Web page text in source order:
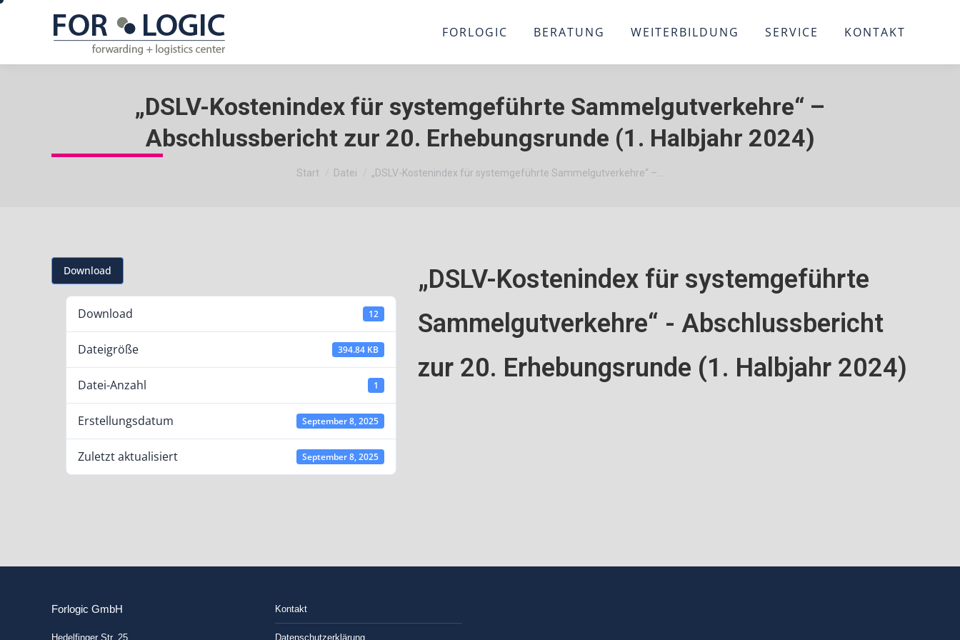
FORLOGIC BERATUNG WEITERBILDUNG SERVICE KONTAKT
„DSLV-Kostenindex für systemgeführte Sammelgutverkehre“ –
Abschlussbericht zur 20. Erhebungsrunde (1. Halbjahr 2024)
Sie befinden sich hier:
Start Datei „DSLV-Kostenindex für systemgeführte Sammelgutverkehre“ –…
Download
Download 12
Dateigröße 394.84 KB
Datei-Anzahl 1
Erstellungsdatum September 8, 2025
Zuletzt aktualisiert September 8, 2025
„DSLV-Kostenindex für systemgeführte
Sammelgutverkehre“ - Abschlussbericht
zur 20. Erhebungsrunde (1. Halbjahr 2024)
Forlogic GmbH
Hedelfinger Str. 25
Kontakt
Datenschutzerklärung